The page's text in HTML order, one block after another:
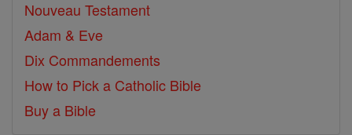
Nouveau Testament
Adam & Eve
Dix Commandements
How to Pick a Catholic Bible
Buy a Bible